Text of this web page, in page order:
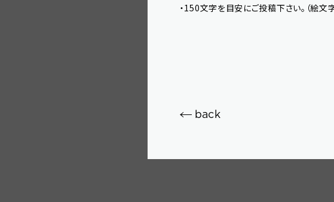
・150文字を目安にご投稿下さい。（絵文
back